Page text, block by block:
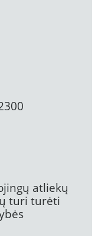
atliekų
turi turėti